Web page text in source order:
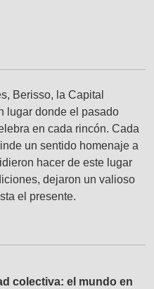
Berisso, la Capital
lugar donde el pasado
en cada rincón. Cada
un sentido homenaje a
hacer de este lugar
dejaron un valioso
el presente.
colectiva: el mundo en